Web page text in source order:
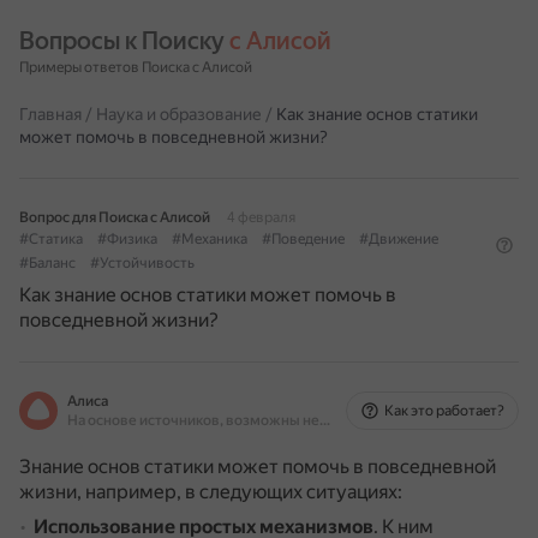
Вопросы к Поиску с Алисой
Примеры ответов Поиска с Алисой
Главная / Наука и образование / Как знание основ статики
может помочь в повседневной жизни?
Вопрос для Поиска с Алисой
4 февраля
#Статика
#Физика #Механика #Поведение
#Движение
#Баланс
#Устойчивость
Как знание основ статики может помочь в
повседневной жизни?
Алиса
На основе источников, возможны неточности
Как это работает?
Знание основ статики может помочь в повседневной
жизни, например, в следующих ситуациях:
Использование простых механизмов. К ним